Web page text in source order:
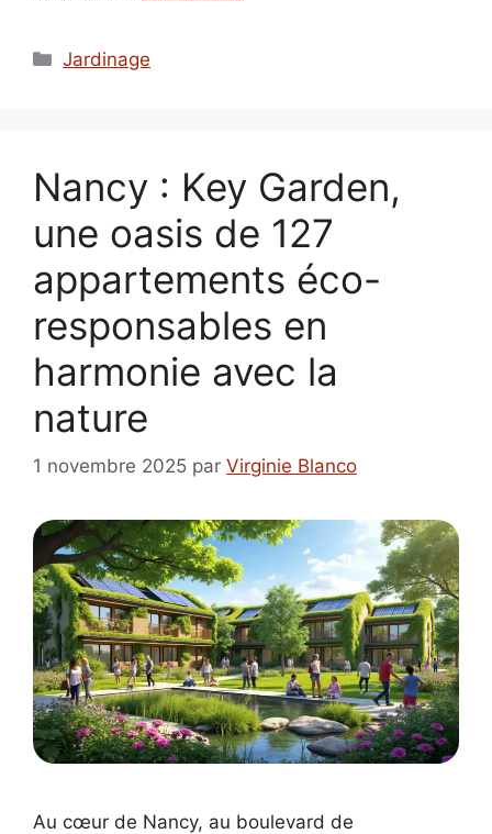
Catégories
Jardinage
Nancy : Key Garden,
une oasis de 127
appartements éco-
responsables en
harmonie avec la
nature
1 novembre 2025 par Virginie Blanco
Au cœur de Nancy, au boulevard de